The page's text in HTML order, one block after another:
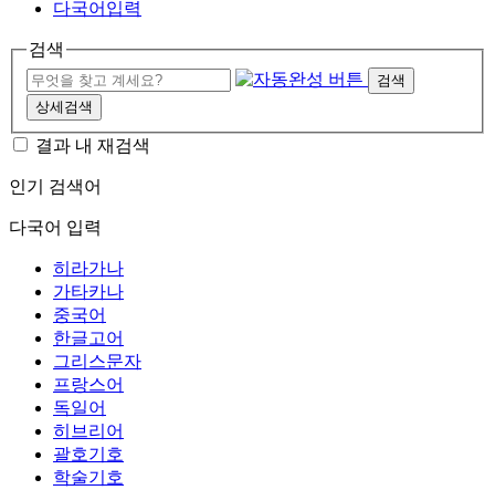
다국어입력
검색
검색
상세검색
결과 내 재검색
인기 검색어
다국어 입력
히라가나
가타카나
중국어
한글고어
그리스문자
프랑스어
독일어
히브리어
괄호기호
학술기호